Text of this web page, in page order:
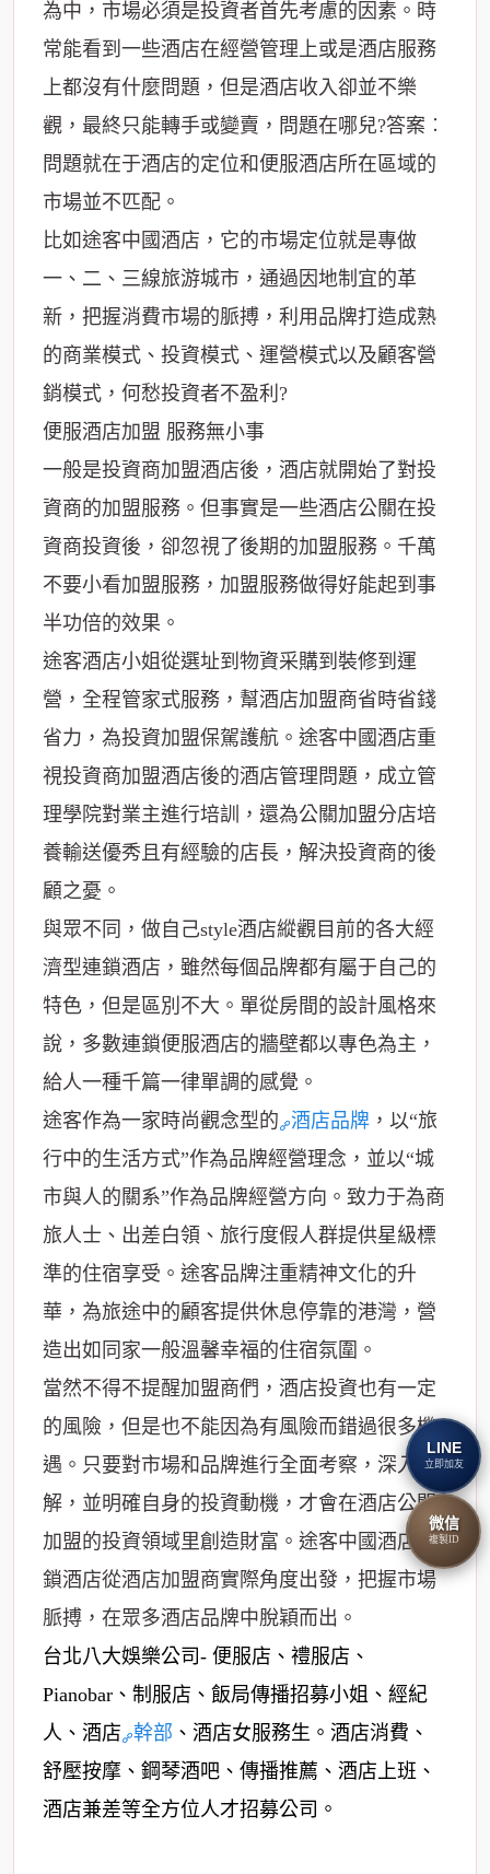
為中，市場必須是投資者首先考慮的因素。時
常能看到一些酒店在經營管理上或是酒店服務
上都沒有什麼問題，但是酒店收入卻並不樂
觀，最終只能轉手或變賣，問題在哪兒?答案︰
問題就在于酒店的定位和便服酒店所在區域的
市場並不匹配。
比如途客中國酒店，它的市場定位就是專做
一、二、三線旅游城市，通過因地制宜的革
新，把握消費市場的脈搏，利用品牌打造成熟
的商業模式、投資模式、運營模式以及顧客營
銷模式，何愁投資者不盈利?
便服酒店加盟 服務無小事
一般是投資商加盟酒店後，酒店就開始了對投
資商的加盟服務。但事實是一些酒店公關在投
資商投資後，卻忽視了後期的加盟服務。千萬
不要小看加盟服務，加盟服務做得好能起到事
半功倍的效果。
途客酒店小姐從選址到物資采購到裝修到運
營，全程管家式服務，幫酒店加盟商省時省錢
省力，為投資加盟保駕護航。途客中國酒店重
視投資商加盟酒店後的酒店管理問題，成立管
理學院對業主進行培訓，還為公關加盟分店培
養輸送優秀且有經驗的店長，解決投資商的後
顧之憂。
與眾不同，做自己style酒店縱觀目前的各大經
濟型連鎖酒店，雖然每個品牌都有屬于自己的
特色，但是區別不大。單從房間的設計風格來
說，多數連鎖便服酒店的牆壁都以專色為主，
給人一種千篇一律單調的感覺。
途客作為一家時尚觀念型的 酒店品牌 ，以“旅
行中的生活方式”作為品牌經營理念，並以“城
市與人的關系”作為品牌經營方向。致力于為商
旅人士、出差白領、旅行度假人群提供星級標
準的住宿享受。途客品牌注重精神文化的升
華，為旅途中的顧客提供休息停靠的港灣，營
造出如同家一般溫馨幸福的住宿氛圍。
當然不得不提醒加盟商們，酒店投資也有一定
的風險，但是也不能因為有風險而錯過很多機
遇。只要對市場和品牌進行全面考察，深入了
解，並明確自身的投資動機，才會在酒店公關
加盟的投資領域里創造財富。途客中國酒店連
鎖酒店從酒店加盟商實際角度出發，把握市場
脈搏，在眾多酒店品牌中脫穎而出。
台北八大娛樂公司- 便服店、禮服店、
Pianobar、制服店、飯局傳播招募小姐、經紀
人、酒店 幹部 、酒店女服務生。酒店消費、
舒壓按摩、鋼琴酒吧、傳播推薦、酒店上班、
酒店兼差等全方位人才招募公司。
LINE
立即加友
微信
複製ID